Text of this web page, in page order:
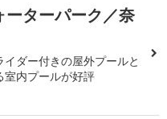
ーターパーク／奈
イダー付きの屋外プールと
室内プールが好評